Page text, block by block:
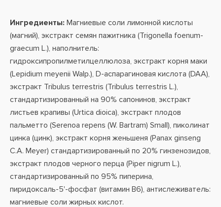
Ингредиенты: Магниевые соли лимонной кислоты
(магний), экстракт семян пажитника (Trigonella foenum-
graecum L.), наполнитель:
гидроксипропилметилцеллюлоза, экстракт корня маки
(Lepidium meyenii Walp.), D-аспарагиновая кислота (DAA),
экстракт Tribulus terrestris (Tribulus terrestris L.),
стандартизированный на 90% сапонинов, экстракт
листьев крапивы (Urtica dioica), экстракт плодов
пальметто (Serenoa repens (W. Bartram) Small), пиколинат
цинка (цинк), экстракт корня женьшеня (Panax ginseng
C.A. Meyer) стандартизированный по 20% гинзенозидов,
экстракт плодов черного перца (Piper nigrum L.),
стандартизированный по 95% пиперина,
пиридоксаль-5'-фосфат (витамин В6), антислеживатель:
магниевые соли жирных кислот.